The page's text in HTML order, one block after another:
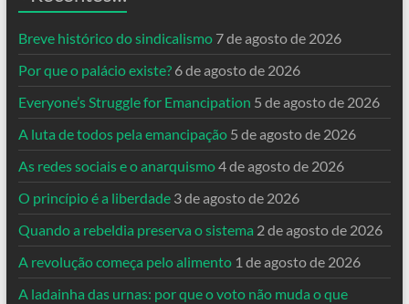
Breve histórico do sindicalismo 7 de agosto de 2026
Por que o palácio existe? 6 de agosto de 2026
Everyone’s Struggle for Emancipation 5 de agosto de 2026
A luta de todos pela emancipação 5 de agosto de 2026
As redes sociais e o anarquismo4 de agosto de 2026
O princípio é a liberdade 3 de agosto de 2026
Quando a rebeldia preserva o sistema 2 de agosto de 2026
A revolução começa pelo alimento 1 de agosto de 2026
A ladainha das urnas: por que o voto não muda o que